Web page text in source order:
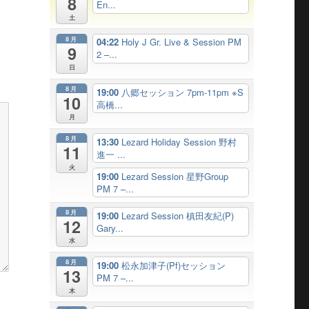
土
En...
8月
9
日
04:22 Holy J Gr. Live & Session PM
2 –...
8月
10
月
19:00 八郷セッション 7pm-11pm ※S
高橋...
8月
11
火
13:30 Lezard Holiday Session 野村
進一 ...
19:00 Lezard Session 星野Group
PM 7 –...
8月
12
水
19:00 Lezard Session 槙田友紀(P)
Gary...
8月
13
木
19:00松永加津子(Pf)セッション
PM 7 –...